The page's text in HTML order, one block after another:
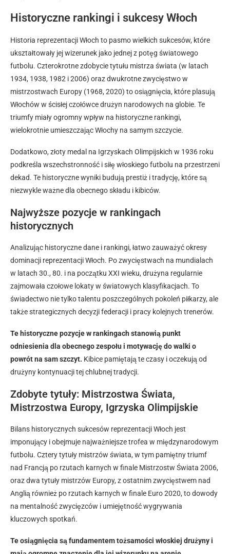
Historyczne rankingi i sukcesy Włoch
Historia reprezentacji Włoch to pasmo wielkich sukcesów, które
ukształtowały jej wizerunek jako jednej z potęg światowego
futbolu. Czterokrotne zdobycie tytułu mistrza świata (w latach
1934, 1938, 1982 i 2006) oraz dwukrotne zwycięstwo w
mistrzostwach Europy (1968, 2020) to osiągnięcia, które plasują
Włochów w ścisłej czołówce drużyn narodowych na globie. Te
triumfy miały ogromny wpływ na historyczne rankingi,
wielokrotnie umieszczając Włochy na samym szczycie.
Dodatkowo, złoty medal na Igrzyskach Olimpijskich w 1936 roku
podkreśla wszechstronność i siłę włoskiego futbolu na przestrzeni
dekad. Te historyczne wyniki budują prestiż i tradycję, które są
niezwykle ważne dla obecnego składu i kibiców.
Najwyższe pozycje w rankingach
historycznych
Analizując historyczne dane i rankingi, łatwo zauważyć okresy
dominacji reprezentacji Włoch. Po zwycięstwach na mundialach
w latach 30., 80. i na początku XXI wieku, drużyna regularnie
zajmowała czołowe lokaty w światowych klasyfikacjach. To
świadectwo nie tylko talentu poszczególnych pokoleń piłkarzy, ale
także strategicznych decyzji federacji i pracy kolejnych trenerów.
Te historyczne pozycje w rankingach stanowią punkt
odniesienia dla obecnego zespołu i motywację do walki o
powrót na sam szczyt. Kibice pamiętają te czasy i oczekują od
drużyny kontynuacji tej chlubnej tradycji.
Zdobyte tytuły: Mistrzostwa Świata,
Mistrzostwa Europy, Igrzyska Olimpijskie
Bilans historycznych sukcesów reprezentacji Włoch jest
imponujący i obejmuje najważniejsze trofea w międzynarodowym
futbolu. Cztery tytuły mistrzów świata, w tym pamiętny triumf
nad Francją po rzutach karnych w finale Mistrzostw Świata 2006,
oraz dwa tytuły mistrzów Europy, z ostatnim zwycięstwem nad
Anglią również po rzutach karnych w finale Euro 2020, to dowody
na mentalność zwycięzców i umiejętność wygrywania
kluczowych spotkań.
Te osiągnięcia są fundamentem tożsamości włoskiej drużyny i